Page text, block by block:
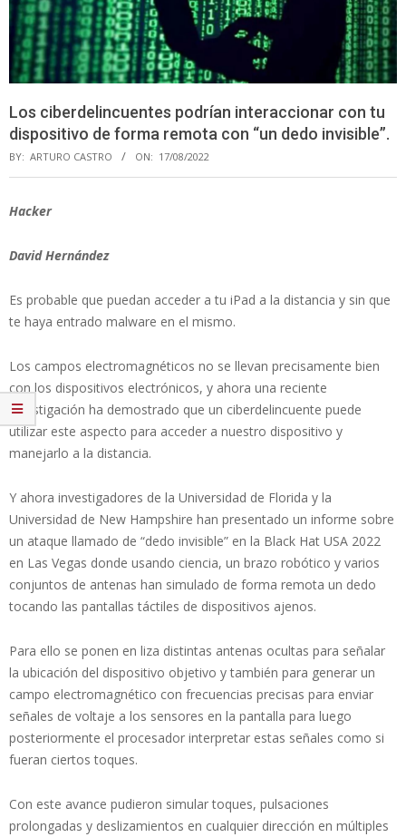
Los ciberdelincuentes podrían interaccionar con tu
dispositivo de forma remota con “un dedo invisible”.
BY: ARTURO CASTRO ON: 17/08/2022
Hacker
David Hernández
Es probable que puedan acceder a tu iPad a la distancia y sin que
te haya entrado malware en el mismo.
Los campos electromagnéticos no se llevan precisamente bien
con los dispositivos electrónicos, y ahora una reciente
investigación ha demostrado que un ciberdelincuente puede
utilizar este aspecto para acceder a nuestro dispositivo y
manejarlo a la distancia.
Y ahora investigadores de la Universidad de Florida y la
Universidad de New Hampshire han presentado un informe sobre
un ataque llamado de “dedo invisible” en la Black Hat USA 2022
en Las Vegas donde usando ciencia, un brazo robótico y varios
conjuntos de antenas han simulado de forma remota un dedo
tocando las pantallas táctiles de dispositivos ajenos.
Para ello se ponen en liza distintas antenas ocultas para señalar
la ubicación del dispositivo objetivo y también para generar un
campo electromagnético con frecuencias precisas para enviar
señales de voltaje a los sensores en la pantalla para luego
posteriormente el procesador interpretar estas señales como si
fueran ciertos toques.
Con este avance pudieron simular toques, pulsaciones
prolongadas y deslizamientos en cualquier dirección en múltiples